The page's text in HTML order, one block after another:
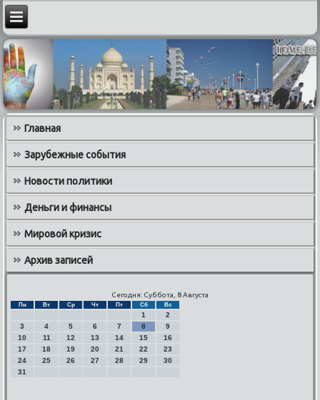
Главная
Зарубежные события
Новости политики
Деньги и финансы
Мировой кризис
Архив записей
Сегодня: Суббота, 8 Августа
Пн Вт Ср Чт Пт Сб Вс
1
2
3
4 5 6 7 8
9
10
11 12 13 14 15
16
17
18 19 20 21 22
23
24
25 26 27 28 29
30
31